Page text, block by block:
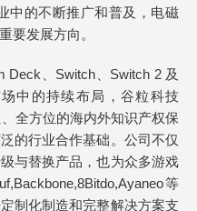
中的不断推广和普及，电磁
要发展方向。
Deck、Switch、Switch 2 及
中的持续布局，谷粒科技
全方位的海内外知识产权保
的行业合作基础。公司不仅
与替换产品，也为众多游戏
等
制化制造和完整解决方案支